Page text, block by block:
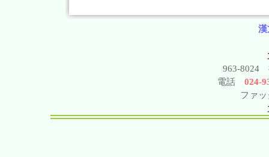
963-8024
電話 024-
ファ